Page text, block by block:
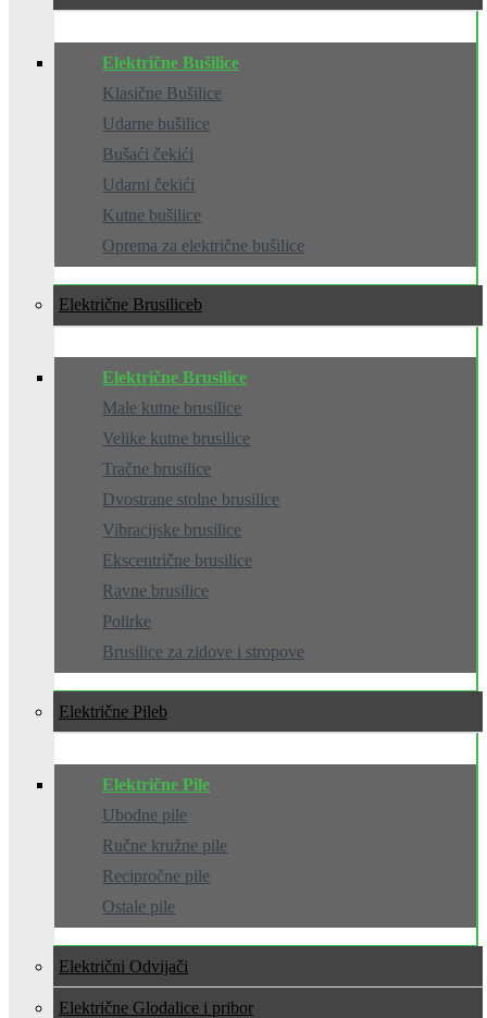
Električne Bušilice
Klasične Bušilice
Udarne bušilice
Bušaći čekići
Udarni čekići
Kutne bušilice
Oprema za električne bušilice
Električne Brusilice
Električne Brusilice
Male kutne brusilice
Velike kutne brusilice
Tračne brusilice
Dvostrane stolne brusilice
Vibracijske brusilice
Ekscentrične brusilice
Ravne brusilice
Polirke
Brusilice za zidove i stropove
Električne Pile
Električne Pile
Ubodne pile
Ručne kružne pile
Recipročne pile
Ostale pile
Električni Odvijači
Električne Glodalice i pribor